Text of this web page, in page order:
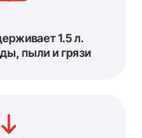
1.5 л.
пыли и грязи